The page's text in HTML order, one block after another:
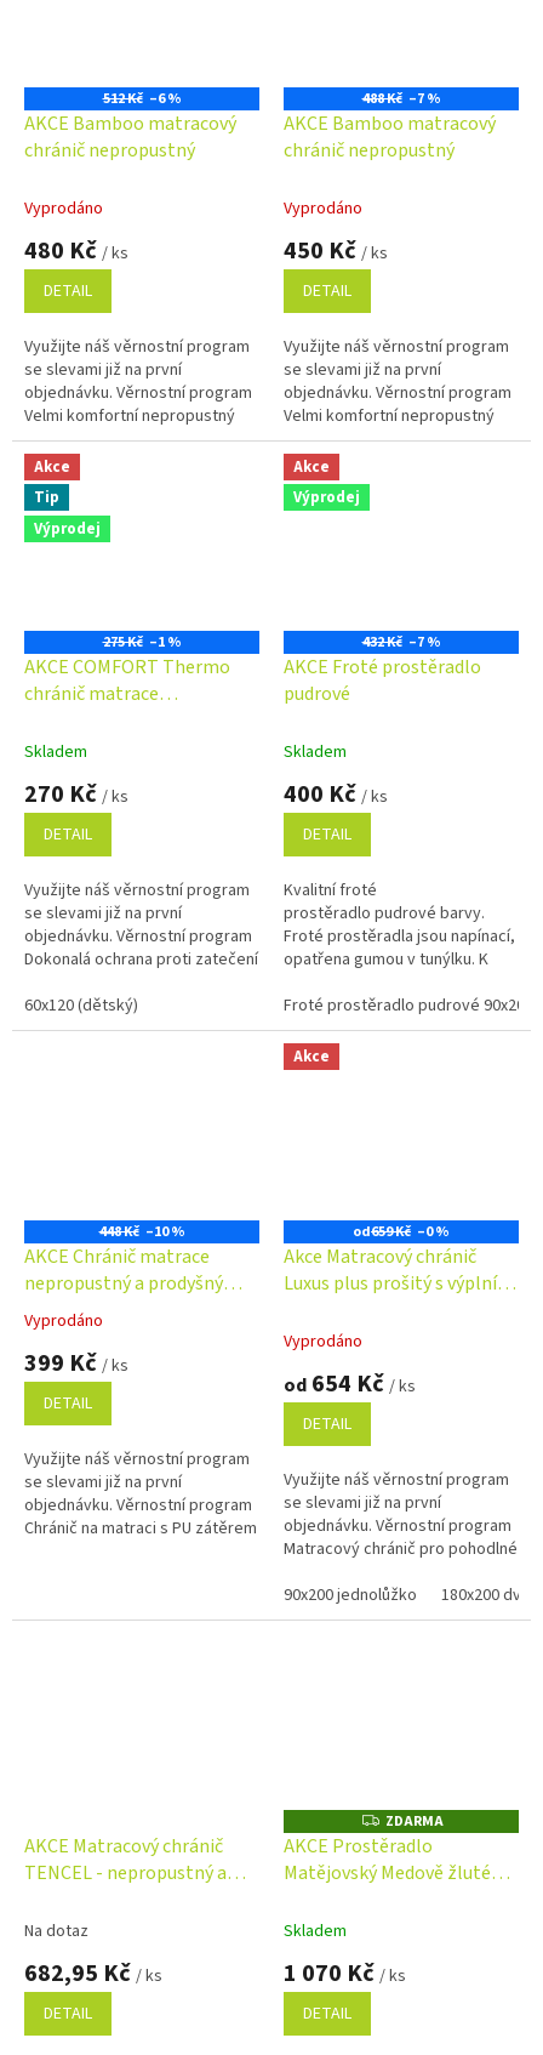
512 Kč –6 %
AKCE Bamboo matracový
chránič nepropustný
Vyprodáno
480 Kč / ks
DETAIL
Využijte náš věrnostní program
se slevami již na první
objednávku. Věrnostní program
Velmi komfortní nepropustný
chránič matrace s povrchem z
bambusového vlákna, které je...
488 Kč –7 %
AKCE Bamboo matracový
chránič nepropustný
Vyprodáno
450 Kč / ks
DETAIL
Využijte náš věrnostní program
se slevami již na první
objednávku. Věrnostní program
Velmi komfortní nepropustný
chránič matrace s povrchem z
bambusového vlákna, které je...
Akce
Tip
Výprodej
275 Kč –1 %
AKCE COMFORT Thermo
chránič matrace
Skladem
270 Kč / ks
DETAIL
Využijte náš věrnostní program
se slevami již na první
objednávku. Věrnostní program
Dokonalá ochrana proti zatečení
Paropropustná a zároveň
dutým...
60x120 (dětský)
Akce
Výprodej
432 Kč –7 %
AKCE Froté prostěradlo
pudrové
Skladem
400 Kč / ks
DETAIL
Kvalitní froté
prostěradlo pudrové barvy.
Froté prostěradla jsou napínací,
opatřena gumou v tunýlku. K
používána kvalitní froté tkanina
s vysokou...
Froté prostěradlo pudrové
448 Kč –10 %
AKCE Chránič matrace
nepropustný a prodyšný
PU+froté
Průměrné
hodnocení
produktu
5,0
5
hvězdiček.
Vyprodáno
399 Kč / ks
DETAIL
Využijte náš věrnostní program
se slevami již na první
objednávku. Věrnostní program
Chránič na matraci s PU zátěrem
Akce
od659 Kč –0 %
Akce Matracový chránič
Luxus plus prošitý s výplní
Vyprodáno
od 654 Kč / ks
DETAIL
Využijte náš věrnostní program
se slevami již na první
objednávku. Věrnostní program
Matracový chránič pro pohodlné
mechanickému poškození....
90x200 jednolůžko 180x200
AKCE Matracový chránič
TENCEL - nepropustný a
Na dotaz
682,95 Kč / ks
DETAIL
Z
D
A
R
ZDARMA
AKCE Prostěradlo
Matějovský Medově žluté
elastanem
Skladem
1 070 Kč / ks
DETAIL